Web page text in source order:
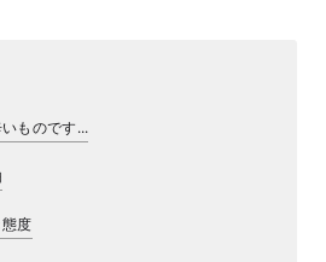
ものです...
度